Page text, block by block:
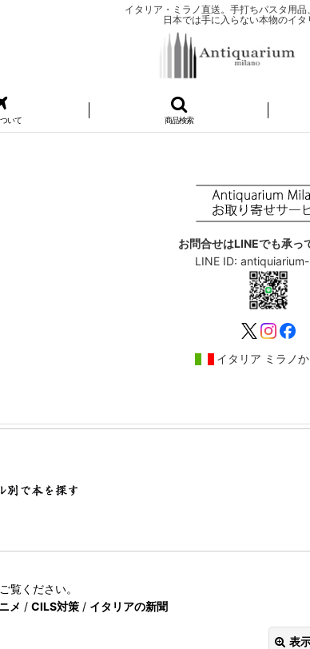
イタリア・ミラノ直送。手打ちパスタ用
日本では手に入らない本物のイタ
いて 商品検索
お問合せはLINEでも承っ
LINE ID:
イタリア ミラノ
覧ください。
メ / CILS対策 / イタリアの新聞
表